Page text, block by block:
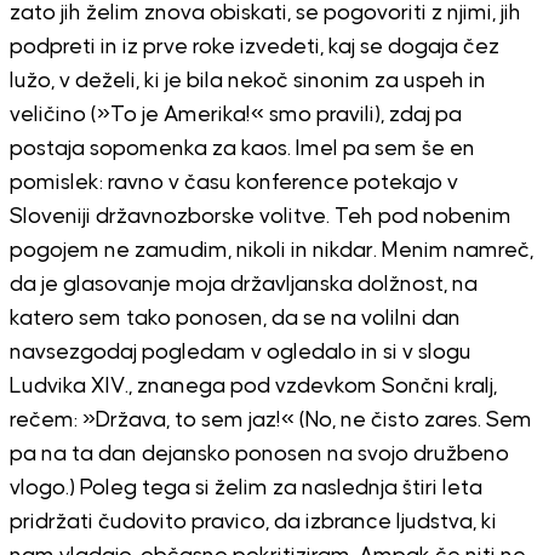
zato jih želim znova obiskati, se pogovoriti z njimi, jih
podpreti in iz prve roke izvedeti, kaj se dogaja čez
lužo, v deželi, ki je bila nekoč sinonim za uspeh in
veličino (»To je Amerika!« smo pravili), zdaj pa
postaja sopomenka za kaos. Imel pa sem še en
pomislek: ravno v času konference potekajo v
Sloveniji državnozborske volitve. Teh pod nobenim
pogojem ne zamudim, nikoli in nikdar. Menim namreč,
da je glasovanje moja državljanska dolžnost, na
katero sem tako ponosen, da se na volilni dan
navsezgodaj pogledam v ogledalo in si v slogu
Ludvika XIV., znanega pod vzdevkom Sončni kralj,
rečem: »Država, to sem jaz!« (No, ne čisto zares. Sem
pa na ta dan dejansko ponosen na svojo družbeno
vlogo.) Poleg tega si želim za naslednja štiri leta
pridržati čudovito pravico, da izbrance ljudstva, ki